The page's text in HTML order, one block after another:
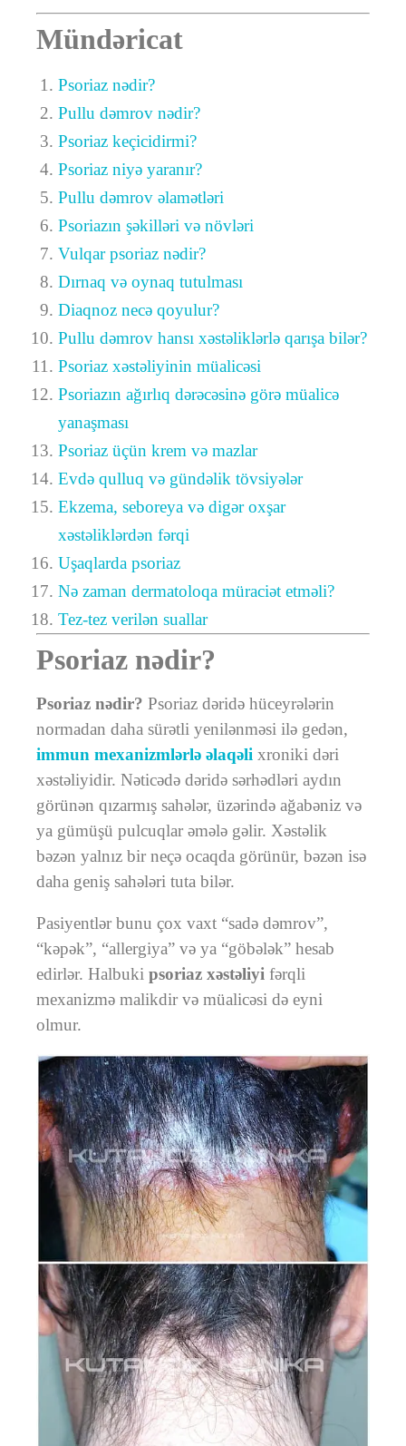
Mündəricat
Psoriaz nədir?
Pullu dəmrov nədir?
Psoriaz keçicidirmi?
Psoriaz niyə yaranır?
Pullu dəmrov əlamətləri
Psoriazın şəkilləri və növləri
Vulqar psoriaz nədir?
Dırnaq və oynaq tutulması
Diaqnoz necə qoyulur?
Pullu dəmrov hansı xəstəliklərlə qarışa bilər?
Psoriaz xəstəliyinin müalicəsi
Psoriazın ağırlıq dərəcəsinə görə müalicə
yanaşması
Psoriaz üçün krem və mazlar
Evdə qulluq və gündəlik tövsiyələr
Ekzema, seboreya və digər oxşar
xəstəliklərdən fərqi
Uşaqlarda psoriaz
Nə zaman dermatoloqa müraciət etməli?
Tez-tez verilən suallar
Psoriaz nədir?
Psoriaz nədir? Psoriaz dəridə hüceyrələrin
normadan daha sürətli yenilənməsi ilə gedən,
immun mexanizmlərlə əlaqəli xroniki dəri
xəstəliyidir. Nəticədə dəridə sərhədləri aydın
görünən qızarmış sahələr, üzərində ağabəniz və
ya gümüşü pulcuqlar əmələ gəlir. Xəstəlik
bəzən yalnız bir neçə ocaqda görünür, bəzən isə
daha geniş sahələri tuta bilər.
Pasiyentlər bunu çox vaxt “sadə dəmrov”,
“kəpək”, “allergiya” və ya “göbələk” hesab
edirlər. Halbuki psoriaz xəstəliyi fərqli
mexanizmə malikdir və müalicəsi də eyni
olmur.